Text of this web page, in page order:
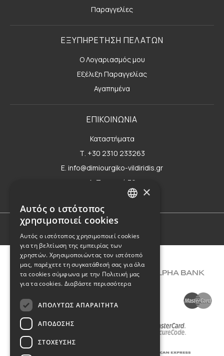
Παραγγελίες
ΕΞΥΠΗΡΕΤΗΣΗ ΠΕΛΑΤΩΝ
Ο Λογαριασμός μου
Εξέλιξη Παραγγελίας
Αγαπημένα
ΕΠΙΚΟΙΝΩΝΙΑ
Καταστήματα
Τ. +30 2310 233263
E. info@dimiourgiko-vildiridis.gr
Δ. Τσιμισκή 70
Φόρμα επικοινωνίας×
Αυτός ο ιστότοπος
χρησιμοποιεί cookies
Αυτός ο ιστότοπος χρησιμοποιεί cookies
για τη βελτίωση της εμπειρίας των
χρηστών. Χρησιμοποιώντας τον ιστότοπό
μας, παρέχετε τη συγκατάθεσή σας για όλα
τα cookies σύμφωνα με την Πολιτική μας
για τα cookies. Διαβάστε περισσότερα
ΑΠΟΛΎΤΩΣ ΑΠΑΡΑΊΤΗΤΑ
ΑΠΌΔΟΣΗΣ
ΣΤΌΧΕΥΣΗΣ